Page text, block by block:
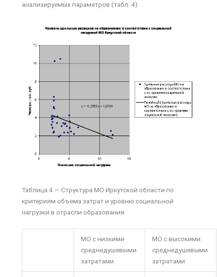
анализируемых параметров (табл. 4).
Таблица 4 — Структура МО Иркутской области по
критериям объема затрат и уровню социальной
нагрузки в отрасли образования
МО с низкими
среднедушевыми
затратами
МО с высокими
среднедушевыми
затратами